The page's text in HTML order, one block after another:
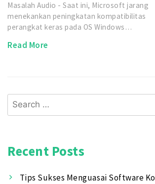
Masalah Audio - Saat ini, Microsoft jarang
menekankan peningkatan kompatibilitas
perangkat keras pada OS Windows…
Read More
Search
for:
Recent Posts
Tips Sukses Menguasai Software